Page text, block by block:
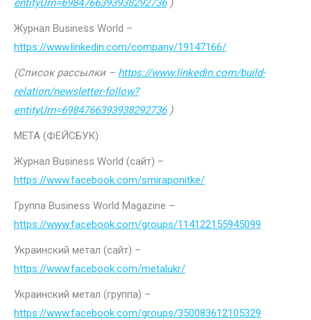
entityUrn=6984766393938292736)
Журнал Business World –
https://www.linkedin.com/company/19147166/
(Список рассылки – https://www.linkedin.com/build-
relation/newsletter-follow?
entityUrn=6984766393938292736)
МЕТА (ФЕЙСБУК)
Журнал Business World (сайт) –
https://www.facebook.com/smiraponitke/
Группа Business World Magazine –
https://www.facebook.com/groups/114122155945099
Украинский метал (сайт) –
https://www.facebook.com/metalukr/
Украинский метал (группа) –
https://www.facebook.com/groups/350083612105329